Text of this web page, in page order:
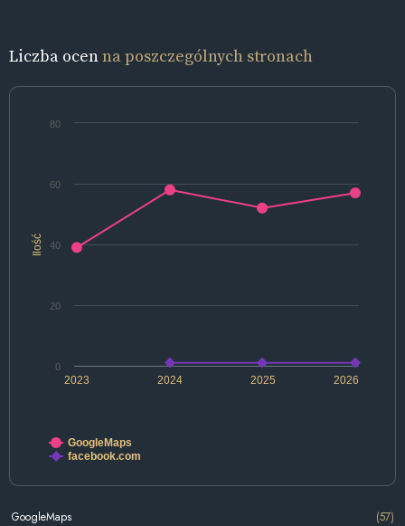
Liczba ocenna poszczególnych stronach
Ilość
2024 2026
2023 2025
0
20
40
60
80
GoogleMaps
facebook.com
GoogleMaps
(57)